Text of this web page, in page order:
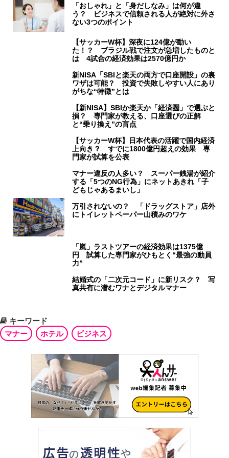
「おしゃれ」と「身だしなみ」は何が違
う？ ビジネスで信頼される人が絶対に外さ
ない3つのポイント
【サッカーW杯】深夜に124億が動い
た！？ ブラジル戦で注文が急増したものと
は 4試合の経済効果は2570億円か
新NISA「SBIと楽天の両方で口座開設」の裏
ワザは可能？ 投資で失敗しやすい人にあり
がちな“特徴”とは
【新NISA】SBIか楽天か「経済圏」で選ぶと
損？ 専門家が教える、口座選びの正解
と“乗り換え”の盲点
【サッカーW杯】日本代表の活躍で国内経済
上向き？ すでに1800億円超えの効果 専
門家が試算を公表
マナー違反の人多い？ スーパー銭湯が紹介
する「5つのNG行為」にネットあきれ「子
どもじゃあるまいし」
万引されないの？ 「ドラッグストア」店外
にトイレットペーパー山積みのワケ
「嵐」ラストツアーの経済効果は1375億
円 試算した専門家がひもとく“最強の動員
力”
結婚式の「二次元コード」に新リスク？ 写
真共有に潜むワナとデジタルマナー
キーワード
マナー
ホテル ビジネス